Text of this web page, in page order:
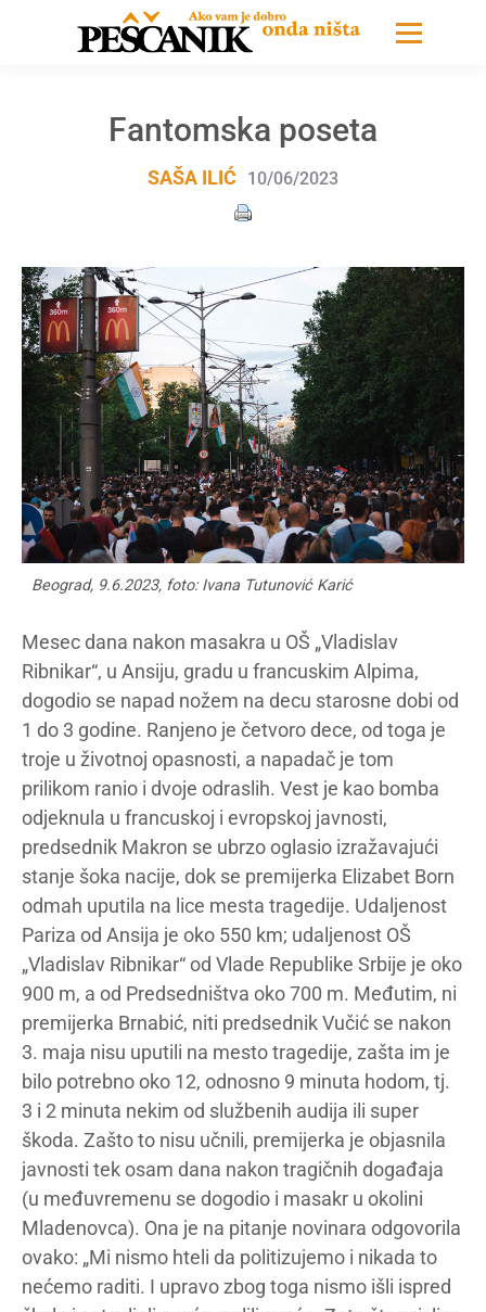
Fantomska poseta
SAŠA ILIĆ 10/06/2023
Beograd, 9.6.2023, foto: Ivana Tutunović Karić
Mesec dana nakon masakra u OŠ „Vladislav
Ribnikar“, u Ansiju, gradu u francuskim Alpima,
dogodio se napad nožem na decu starosne dobi od
1 do 3 godine. Ranjeno je četvoro dece, od toga je
troje u životnoj opasnosti, a napadač je tom
prilikom ranio i dvoje odraslih. Vest je kao bomba
odjeknula u francuskoj i evropskoj javnosti,
predsednik Makron se ubrzo oglasio izražavajući
stanje šoka nacije, dok se premijerka Elizabet Born
odmah uputila na lice mesta tragedije. Udaljenost
Pariza od Ansija je oko 550 km; udaljenost OŠ
„Vladislav Ribnikar“ od Vlade Republike Srbije je oko
900 m, a od Predsedništva oko 700 m. Međutim, ni
premijerka Brnabić, niti predsednik Vučić se nakon
3. maja nisu uputili na mesto tragedije, zašta im je
bilo potrebno oko 12, odnosno 9 minuta hodom, tj.
3 i 2 minuta nekim od službenih audija ili super
škoda. Zašto to nisu učnili, premijerka je objasnila
javnosti tek osam dana nakon tragičnih događaja
(u međuvremenu se dogodio i masakr u okolini
Mladenovca). Ona je na pitanje novinara odgovorila
ovako: „Mi nismo hteli da politizujemo i nikada to
nećemo raditi. I upravo zbog toga nismo išli ispred